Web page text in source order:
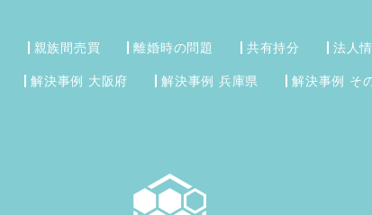
親族間売買 離婚時の問題 共有持分 法人
解決事例 大阪府 解決事例 兵庫県 解決事例 そ